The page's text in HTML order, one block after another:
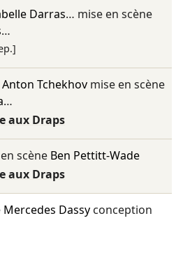
Darras… mise en scène
…
Anton Tchekhovmise en scène
…
aux Draps
scène Ben Pettitt-Wade
aux Draps
Mercedes Dassyconception